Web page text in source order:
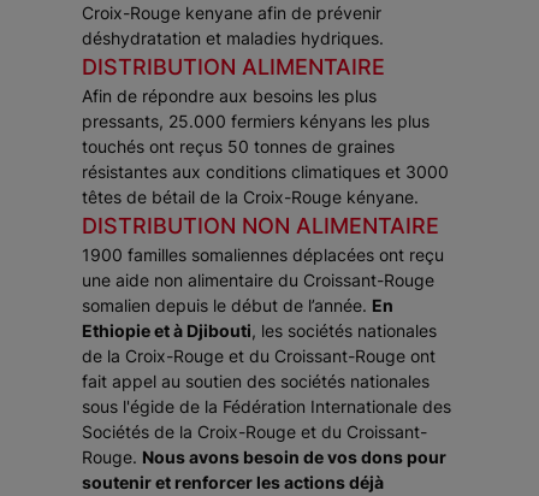
Croix-Rouge kenyane afin de prévenir
déshydratation et maladies hydriques.
DISTRIBUTION ALIMENTAIRE
Afin de répondre aux besoins les plus
pressants, 25.000 fermiers kényans les plus
touchés ont reçus 50 tonnes de graines
résistantes aux conditions climatiques et 3000
têtes de bétail de la Croix-Rouge kényane.
DISTRIBUTION NON ALIMENTAIRE
1900 familles somaliennes déplacées ont reçu
une aide non alimentaire du Croissant-Rouge
somalien depuis le début de l’année. En
Ethiopie et à Djibouti, les sociétés nationales
de la Croix-Rouge et du Croissant-Rouge ont
fait appel au soutien des sociétés nationales
sous l'égide de la Fédération Internationale des
Sociétés de la Croix-Rouge et du Croissant-
Rouge. Nous avons besoin de vos dons pour
soutenir et renforcer les actions déjà